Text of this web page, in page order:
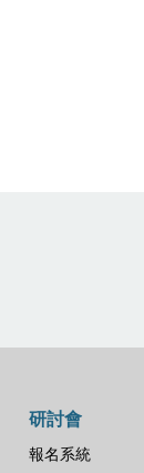
研討會
報名系統